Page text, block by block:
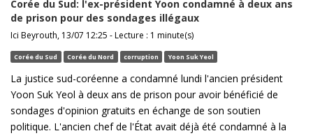
Corée du Sud: l'ex-président Yoon condamné à deux ans
de prison pour des sondages illégaux
Ici Beyrouth, 13/07 12:25 - Lecture : 1 minute(s)
Corée du Sud Corée du Nord corruption Yoon Suk Yeol
La justice sud-coréenne a condamné lundi l'ancien président
Yoon Suk Yeol à deux ans de prison pour avoir bénéficié de
sondages d'opinion gratuits en échange de son soutien
politique. L'ancien chef de l'État avait déjà été condamné à la